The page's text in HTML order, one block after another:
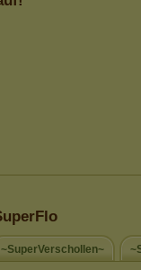
~SuperVerschollen~